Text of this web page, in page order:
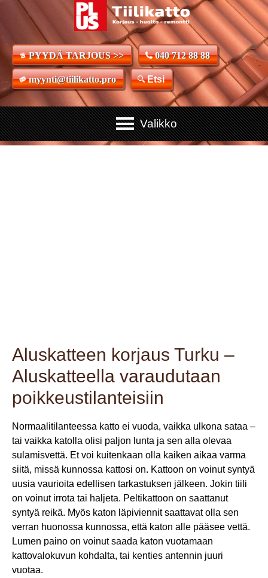
PYYDÄ TARJOUS >> 040 712 88 88
myynti@tiilikatto.pro Etsi
Aluskatteen korjaus Turku –
Aluskatteella varaudutaan
poikkeustilanteisiin
Normaalitilanteessa katto ei vuoda, vaikka ulkona sataa –
tai vaikka katolla olisi paljon lunta ja sen alla olevaa
sulamisvettä. Et voi kuitenkaan olla kaiken aikaa varma
siitä, missä kunnossa kattosi on. Kattoon on voinut syntyä
uusia vaurioita edellisen tarkastuksen jälkeen. Jokin tiili
on voinut irrota tai haljeta. Peltikattoon on saattanut
syntyä reikä. Myös katon läpiviennit saattavat olla sen
verran huonossa kunnossa, että katon alle pääsee vettä.
Lumen paino on voinut saada katon vuotamaan
kattovalokuvun kohdalta, tai kenties antennin juuri
vuotaa.